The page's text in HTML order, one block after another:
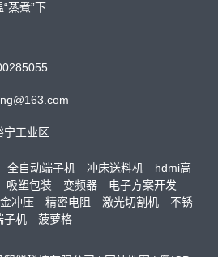
煮”下...
宁工业区
全自动端子机 冲床送料机
hdmi高
吸塑包装 变频器
电子方案开发
冲压 精密电阻 激光切割机
不锈
子机 菠萝格